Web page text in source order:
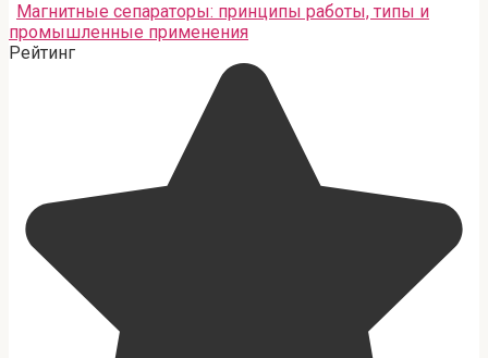
Магнитные сепараторы: принципы работы, типы и
промышленные применения
Рейтинг